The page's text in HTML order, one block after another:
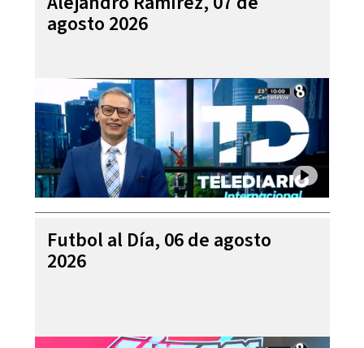
agosto 2026
Futbol al Día, 06 de agosto
2026